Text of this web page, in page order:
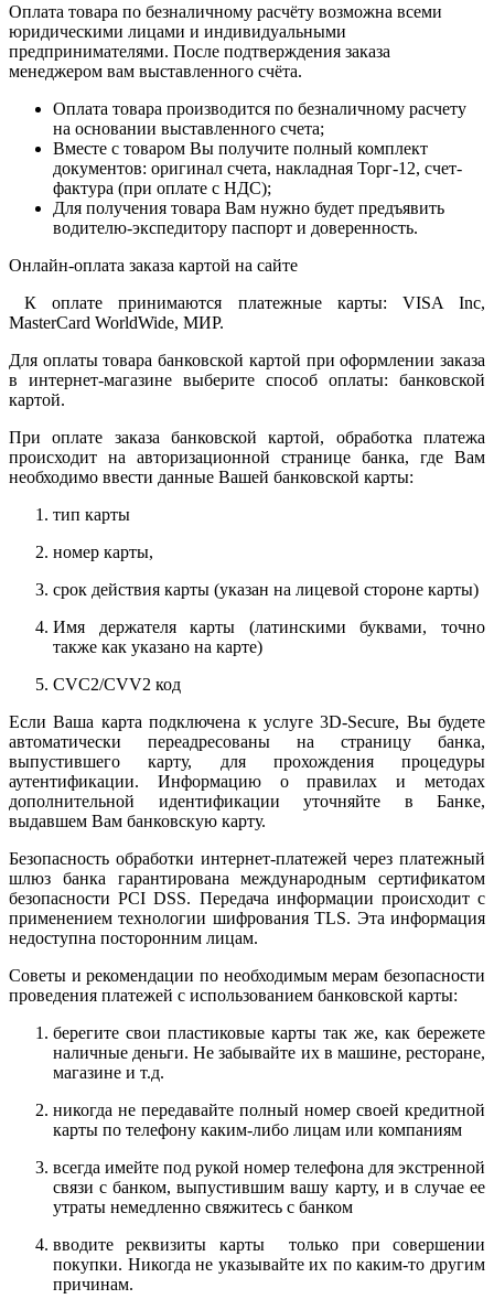
Оплата товара по безналичному расчёту возможна всеми
юридическими лицами и индивидуальными
предпринимателями. После подтверждения заказа
менеджером вам выставленного счёта.
Оплата товара производится по безналичному расчету
на основании выставленного счета;
Вместе с товаром Вы получите полный комплект
документов: оригинал счета, накладная Торг-12, счет-
фактура (при оплате с НДС);
Для получения товара Вам нужно будет предъявить
водителю-экспедитору паспорт и доверенность.
Онлайн-оплата заказа картой на сайте
К оплате принимаются платежные карты: VISA Inc,
MasterCard WorldWide, МИР.
Для оплаты товара банковской картой при оформлении заказа
в интернет-магазине выберите способ оплаты: банковской
картой.
При оплате заказа банковской картой, обработка платежа
происходит на авторизационной странице банка, где Вам
необходимо ввести данные Вашей банковской карты:
тип карты
номер карты,
срок действия карты (указан на лицевой стороне карты)
Имя держателя карты (латинскими буквами, точно
также как указано на карте)
CVC2/CVV2 код
Если Ваша карта подключена к услуге 3D-Secure, Вы будете
автоматически переадресованы на страницу банка,
выпустившего карту, для прохождения процедуры
аутентификации. Информацию о правилах и методах
дополнительной идентификации уточняйте в Банке,
выдавшем Вам банковскую карту.
Безопасность обработки интернет-платежей через платежный
шлюз банка гарантирована международным сертификатом
безопасности PCI DSS. Передача информации происходит с
применением технологии шифрования TLS. Эта информация
недоступна посторонним лицам.
Советы и рекомендации по необходимым мерам безопасности
проведения платежей с использованием банковской карты:
берегите свои пластиковые карты так же, как бережете
наличные деньги. Не забывайте их в машине, ресторане,
магазине и т.д.
никогда не передавайте полный номер своей кредитной
карты по телефону каким-либо лицам или компаниям
всегда имейте под рукой номер телефона для экстренной
связи с банком, выпустившим вашу карту, и в случае ее
утраты немедленно свяжитесь с банком
вводите реквизиты карты только при совершении
покупки. Никогда не указывайте их по каким-то другим
причинам.